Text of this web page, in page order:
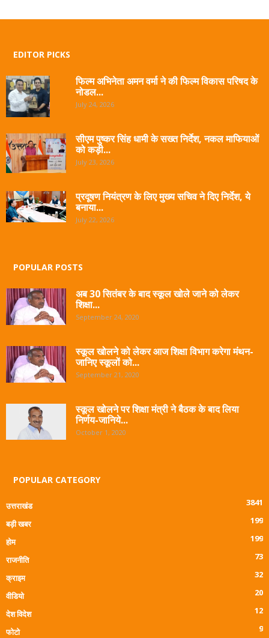
EDITOR PICKS
फिल्म अभिनेता अमन वर्मा ने की फिल्म विकास परिषद के
नोडल...
July 24, 2026
सीएम पुष्कर सिंह धामी के सख्त निर्देश, नकल माफियाओं
को कड़ी...
July 23, 2026
प्रदूषण नियंत्रण के लिए मुख्य सचिव ने दिए निर्देश, ये
बनाया...
July 22, 2026
POPULAR POSTS
अब 30 सितंबर के बाद स्कूल खोले जाने को लेकर
शिक्षा...
September 24, 2020
स्कूल खोलने को लेकर आज शिक्षा विभाग करेगा मंथन-
जानिए स्कूलों को...
September 21, 2020
स्कूल खोलने पर शिक्षा मंत्री ने बैठक के बाद लिया
निर्णय-जानिये...
October 1, 2020
POPULAR CATEGORY
उत्तराखंड
3841
बड़ी खबर
199
होम
199
राजनीति
73
क्राइम
32
वीडियो
20
देश विदेश
12
फोटो
9